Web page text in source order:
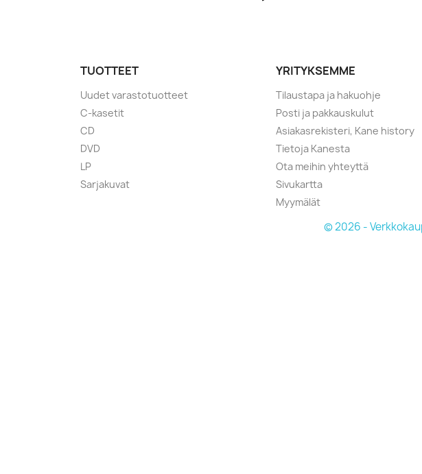
TUOTTEET
Uudet varastotuotteet
C-kasetit
CD
DVD
LP
Sarjakuvat
YRITYKSEMME
Tilaustapa ja hakuohje
Posti ja pakkauskulut
Asiakasrekisteri, Kane history
Tietoja Kanesta
Ota meihin yhteyttä
Sivukartta
Myymälät
© 2026 -